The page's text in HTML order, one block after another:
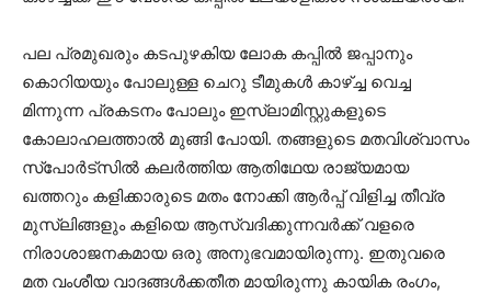
പല പ്രമുഖരും കടപുഴകിയ ലോക കപ്പിൽ ജപ്പാനും
കൊറിയയും പോലുള്ള ചെറു ടീമുകൾ കാഴ്ച്ച വെച്ച
മിന്നുന്ന പ്രകടനം പോലും ഇസ്ലാമിസ്റ്റുകളുടെ
കോലാഹലത്താൽ മുങ്ങി പോയി. തങ്ങളുടെ മതവിശ്വാസം
സ്പോർട്സിൽ കലർത്തിയ ആതിഥേയ രാജ്യമായ
ഖത്തറും കളിക്കാരുടെ മതം നോക്കി ആർപ്പ് വിളിച്ച തീവ്ര
മുസ്ലിങ്ങളും കളിയെ ആസ്വദിക്കുന്നവർക്ക് വളരെ
നിരാശാജനകമായ ഒരു അനുഭവമായിരുന്നു. ഇതുവരെ
മത വംശീയ വാദങ്ങൾക്കതീത മായിരുന്നു കായിക രംഗം,